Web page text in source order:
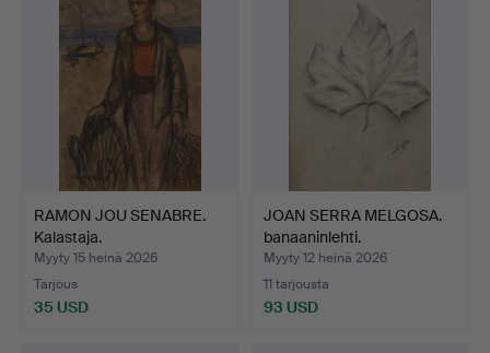
RAMON JOU SENABRE.
Kalastaja.
Myyty 15 heinä 2026
Tarjous
35 USD
JOAN SERRA MELGOSA.
banaaninlehti.
Myyty 12 heinä 2026
11 tarjousta
93 USD